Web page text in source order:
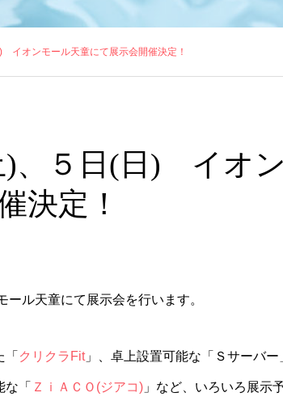
イオンモール天童にて展示会開催決定！
)、５日(日) イオ
決定！
ール天童にて展示会を行います。
クリクラFit」、卓上設置可能な「Ｓサーバー
「 ＺｉＡＣＯ(ジアコ) 」など、いろいろ展示